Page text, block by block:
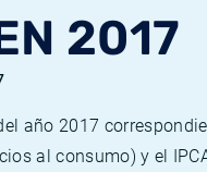
2017
año 2017
al consumo) y el